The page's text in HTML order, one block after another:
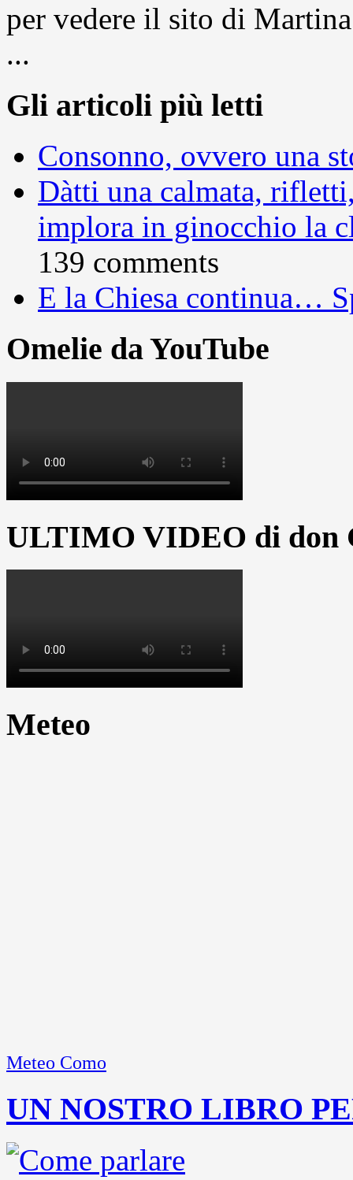
per vedere il sito di
...
Gli articoli più letti
Consonno, ovvero una
Dàtti una calmata,
implora in ginocchio la
139 comments
E la Chiesa continua…
Omelie da YouTube
ULTIMO VIDEO di don
Meteo
Meteo Como
UN NOSTRO LIBRO